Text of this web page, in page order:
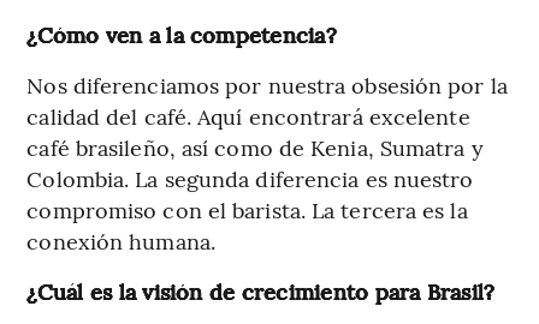
¿Cómo ven a la competencia?
Nos diferenciamos por nuestra obsesión por la
calidad del café. Aquí encontrará excelente
café brasileño, así como de Kenia, Sumatra y
Colombia. La segunda diferencia es nuestro
compromiso con el barista. La tercera es la
conexión humana.
¿Cuál es la visión de crecimiento para Brasil?